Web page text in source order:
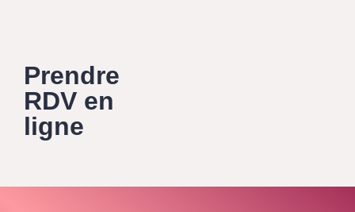
Prendre
RDV en
ligne